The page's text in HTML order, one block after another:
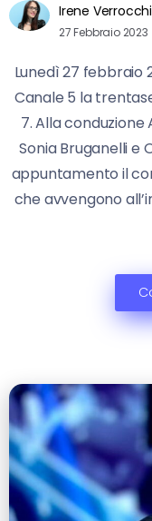
Irene
27 Febbraio 2023
Lunedì 27 febbraio
Canale 5 la
7. Alla conduzione
Sonia Bruganelli e
appuntamento il
che avvengono